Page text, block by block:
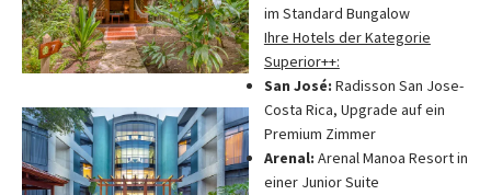
im Standard Bungalow
Ihre Hotels der Kategorie
Superior++:
San José: Radisson San Jose-
Costa Rica, Upgrade auf ein
Premium Zimmer
Arenal: Arenal Manoa Resort in
einer Junior Suite